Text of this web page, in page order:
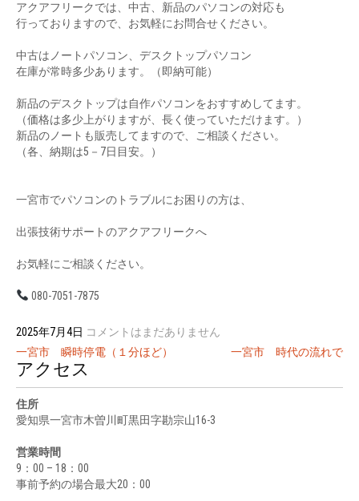
アクアフリークでは、中古、新品のパソコンの対応も
行っておりますので、お気軽にお問合せください。
中古はノートパソコン、デスクトップパソコン
在庫が常時多少あります。（即納可能）
新品のデスクトップは自作パソコンをおすすめしてます。
（価格は多少上がりますが、長く使っていただけます。）
新品のノートも販売してますので、ご相談ください。
（各、納期は5－7日目安。）
一宮市でパソコンのトラブルにお困りの方は、
出張技術サポートのアクアフリークへ
お気軽にご相談ください。
080-7051-7875
2025年7月4日 コメントはまだありません
投
稿
ナ
ビ
ゲ
ー
シ
ョ
一宮市 瞬時停電（１分ほど） 一宮市 時代の流れで
アクセス
住所
愛知県一宮市木曽川町黒田字勘宗山16-3
営業時間
9：00 – 18：00
事前予約の場合最大20：00